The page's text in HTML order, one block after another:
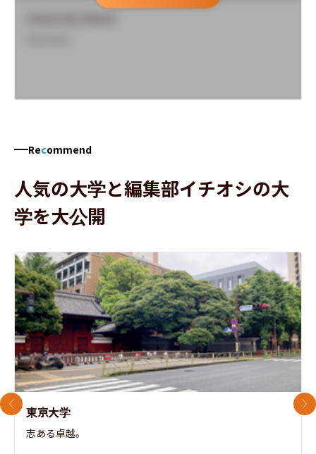
Recommend
人気の大学と編集部イチオシの大
学を大公開
東京大学
志ある卓越。
前のスライド 次